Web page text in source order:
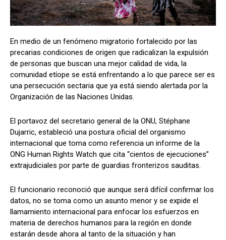
En medio de un fenómeno migratorio fortalecido por las
precarias condiciones de origen que radicalizan la expulsión
de personas que buscan una mejor calidad de vida, la
comunidad etíope se está enfrentando a lo que parece ser es
una persecución sectaria que ya está siendo alertada por la
Organización de las Naciones Unidas.
El portavoz del secretario general de la ONU, Stéphane
Dujarric, estableció una postura oficial del organismo
internacional que toma como referencia un informe de la
ONG Human Rights Watch que cita “cientos de ejecuciones”
extrajudiciales por parte de guardias fronterizos sauditas.
El funcionario reconoció que aunque será difícil confirmar los
datos, no se toma como un asunto menor y se expide el
llamamiento internacional para enfocar los esfuerzos en
materia de derechos humanos para la región en donde
estarán desde ahora al tanto de la situación y han